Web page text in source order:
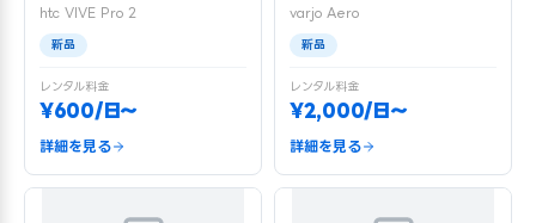
htc VIVE Pro 2
新品
レンタル料金
¥600/日〜
詳細を見る
varjo Aero
新品
レンタル料金
¥2,000/日〜
詳細を見る